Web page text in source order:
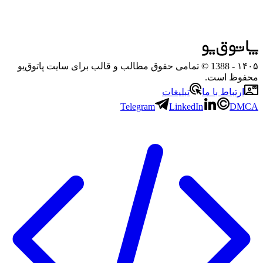
۱۴۰۵
- 1388 © تمامی حقوق مطالب و قالب برای سایت پاتوق‌یو
محفوظ است.
ارتباط با ما
تبلیغات
Telegram
LinkedIn DMCA